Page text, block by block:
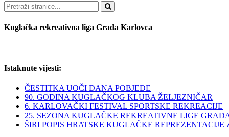
Pretraži
Kuglačka rekreativna liga Grada Karlovca
Istaknute vijesti:
ČESTITKA UOČI DANA POBJEDE
90. GODINA KUGLAČKOG KLUBA ŽELJEZNIČAR
6. KARLOVAČKI FESTIVAL SPORTSKE REKREACIJE
25. SEZONA KUGLAČKE REKREATIVNE LIGE
ŠIRI POPIS HRATSKE KUGLAČKE REPREZENTACIJE